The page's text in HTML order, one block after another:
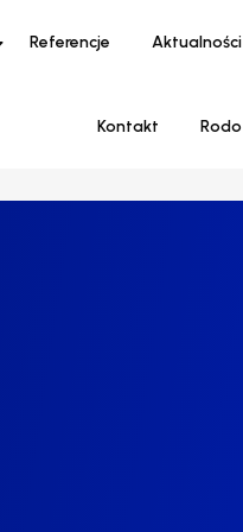
Referencje Aktualności
Kontakt Rodo